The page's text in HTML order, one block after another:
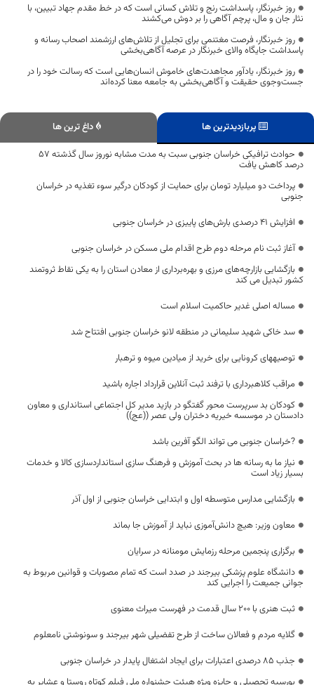
روز خبرنگار، پاسداشت رنج و تلاش کسانی است که در خط مقدم جهاد تبیین، با
نثار جان و مال، پرچم آگاهی را بر دوش می‌کشند
روز خبرنگار، فرصت مغتنمی برای تجلیل از تلاش‌های ارزشمند اصحاب رسانه و
پاسداشت جایگاه والای خبرنگار در عرصه آگاهی‌بخشی
روز خبرنگار، یادآور مجاهدت‌های خاموش انسان‌هایی است که رسالت خود را در
جست‌وجوی حقیقت و آگاهی‌بخشی به جامعه معنا کرده‌اند
پربازدیدترین ها
داغ ترین ها
حوادث ترافیکی خراسان جنوبی سبت به مدت مشابه نوروز سال گذشته ۵۷
درصد کاهش یافت
پرداخت دو میلیارد تومان برای حمایت از کودکان درگیر سوء تغذیه در خراسان
جنوبی
افزایش ۴۱ درصدی بارش‌های پاییزی در خراسان جنوبی
آغاز ثبت نام مرحله دوم طرح اقدام ملی مسکن در خراسان جنوبی
بازگشایی بازارچه‌های مرزی و بهره‌برداری از معادن استان را به یکی نقاط ثروتمند
کشور تبدیل می کند
مساله اصلی غدیر حاکمیت اسلام است
سد خاکی شهید سلیمانی در منطقه لانو خراسان جنوبی افتتاح شد
توصیه‎های کرونایی برای خرید از میادین میوه و تره‎بار
مراقب کلاهبرداری با ترفند ثبت آنلاین قرارداد اجاره‌ باشید
کودکان بد سرپرست محور گفتگو در بازید مدیر کل اجتماعی استانداری و معاون
دادستان در موسسه خیریه دختران ولی عصر ((عج))
?خراسان جنوبی می تواند الگو آفرین باشد
نیاز ما به رسانه ها در بحث آموزش و فرهنگ سازی استانداردسازی کالا و خدمات
بسیار زیاد است
بازگشایی مدارس متوسطه اول و ابتدایی خراسان جنوبی از اول آذر
معاون وزیر: هیچ دانش‌آموزی نباید از آموزش جا بماند
برگزاری پنجمین مرحله رزمایش مومنانه در سرایان
دانشگاه علوم پزشکی بیرجند در صدد است که تمام مصوبات و قوانین مربوط به
جوانی جمیعت را اجرایی کند
ثبت هنری با 200 سال قدمت در فهرست میراث معنوی
گلایه مردم و فعالان ساخت از طرح تفضیلی شهر بیرجند و سونوشتی نامعلوم
جذب 85 درصدی اعتبارات برای ایجاد اشتغال پایدار در ‌خراسان جنوبی
بورسیه تحصیلی و جایزه ویژه هیئت جشنواره ملی فیلم کوتاه روستا و عشایر به